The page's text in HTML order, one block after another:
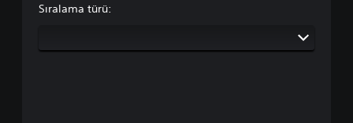
Sıralama türü: